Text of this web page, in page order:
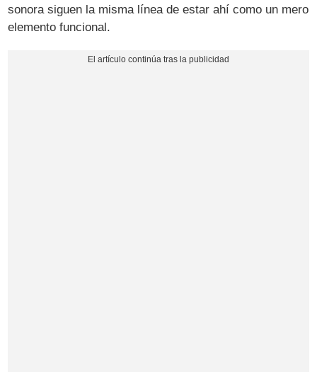
sonora siguen la misma línea de estar ahí como un mero
elemento funcional.